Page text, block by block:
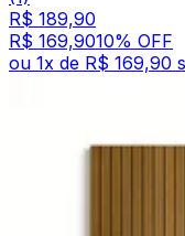
R$ 189,90
R$ 169,9010% OFF
ou 1x de R$ 169,90